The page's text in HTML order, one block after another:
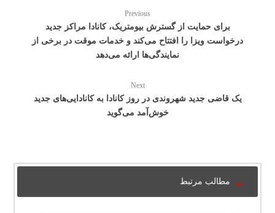
Previous
برای حمایت از گسترش بیومتریک، کانادا مراکز جدید
درخواست ویزا را افتتاح می‌کند و خدمات موقت در برخی از
نمایندگی‌ها ارائه می‌دهد
Next
یک قاضی جدید شهروندی در روز کانادا به کانادایی‌های جدید
خوش‌آمد می‌گوید
مطالب مرتبط